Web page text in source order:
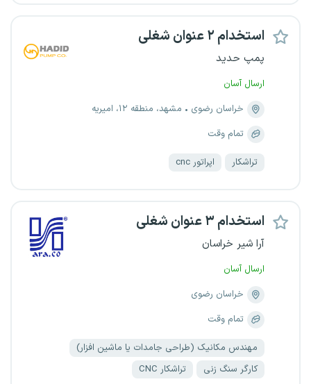
استخدام ۲ عنوان شغلی
پمپ حدید
ارسال آسان
خراسان رضوی
مشهد، منطقه ۱۲، امیریه
تمام وقت
تراشکار اپراتور cnc
استخدام ۳ عنوان شغلی
آرا شیر خراسان
ارسال آسان
خراسان رضوی
تمام وقت
مهندس مکانیک (طراحی جامدات یا ماشین افزار)
کارگر سنگ زنی
تراشکار CNC